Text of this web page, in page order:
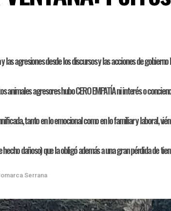
las agresiones desde los discursos y las acciones de
animales agresores hubo CERO EMPATÍA ni interés o
tanto en lo emocional como en lo familiar y laboral,
dañoso) que la obligó además a una gran pérdida de
Serrana